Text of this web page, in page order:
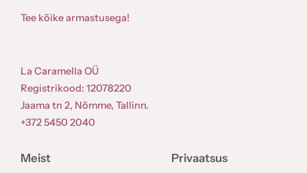
Tee kõike armastusega!
La Caramella OÜ
Registrikood: 12078220
Jaama tn 2, Nõmme, Tallinn.
+372 5450 2040
Meist Privaatsus